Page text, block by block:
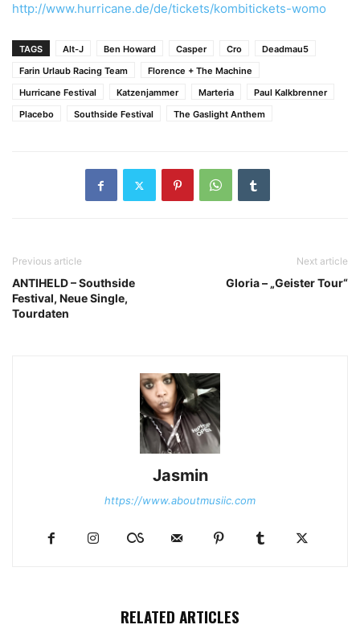
http://www.hurricane.de/de/tickets/kombitickets-womo
TAGS Alt-J Ben Howard Casper Cro
Deadmau5
Farin Urlaub Racing Team
Florence + The Machine
Hurricane Festival
Katzenjammer Marteria
Paul Kalkbrenner
Placebo
Southside Festival The Gaslight Anthem
Previous article
ANTIHELD – Southside
Festival, Neue Single,
Tourdaten
Next article
Gloria – „Geister Tour“
Jasmin
https://www.aboutmusiic.com
RELATED ARTICLES